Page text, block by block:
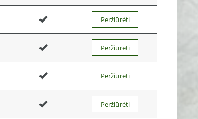
Peržiūrėti
Peržiūrėti
Peržiūrėti
Peržiūrėti